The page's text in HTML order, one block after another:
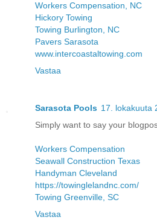
Workers Compensation, NC
Hickory Towing
Towing Burlington, NC
Pavers Sarasota
www.intercoastaltowing.com
Vastaa
Sarasota Pools 17. lokakuuta
Simply want to say your
Workers Compensation
Seawall Construction Texas
Handyman Cleveland
https://towinglelandnc.com/
Towing Greenville, SC
Vastaa